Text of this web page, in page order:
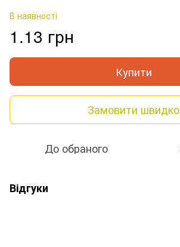
В наявності
1.13 грн
Купити
Замовити швидко
До обраного
Відгуки